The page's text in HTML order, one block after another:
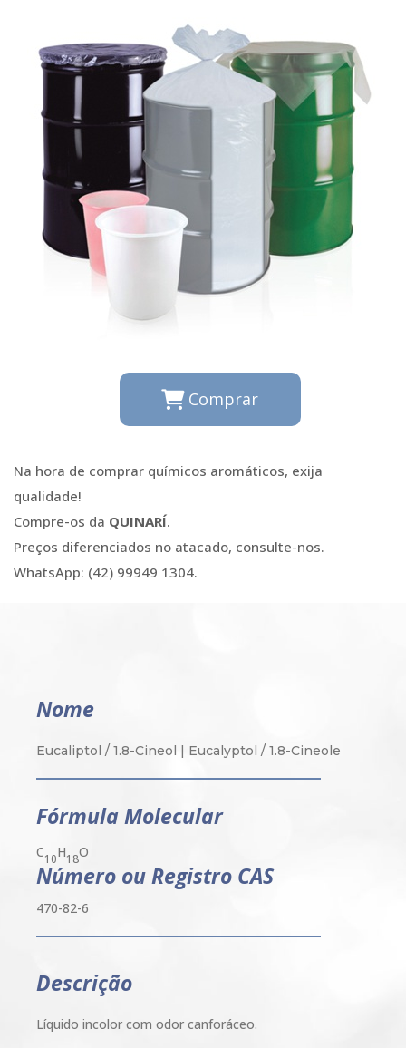
Comprar
Na hora de comprar químicos aromáticos, exija
qualidade!
Compre-os da QUINARÍ.
Preços diferenciados no atacado, consulte-nos.
WhatsApp: (42) 99949 1304.
Nome
Eucaliptol / 1.8-Cineol | Eucalyptol / 1.8-Cineole
Fórmula Molecular
C10H18O
Número ou Registro CAS
470-82-6
Descrição
Líquido incolor com odor canforáceo.